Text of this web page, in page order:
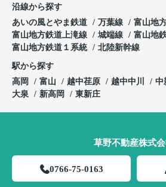
沿線から探す
あいの風とやま鉄道
万葉線 富山地
富山地方鉄道上滝線
城端線 富山地
富山地方鉄道１系統
北陸新幹線
駅から探す
高岡
富山 越中荏原 越中中川 中
大泉
新高岡 東新庄
草野不動産株式
0766-75-0163